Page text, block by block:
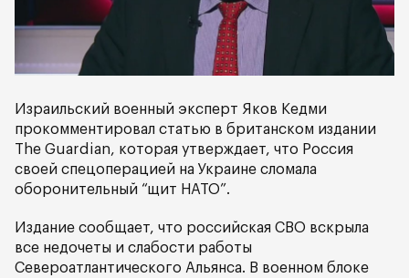
Израильский военный эксперт Яков Кедми
прокомментировал статью в британском издании
The Guardian, которая утверждает, что Россия
своей спецоперацией на Украине сломала
оборонительный “щит НАТО”.
Издание сообщает, что российская СВО вскрыла
все недочеты и слабости работы
Североатлантического Альянса. В военном блоке